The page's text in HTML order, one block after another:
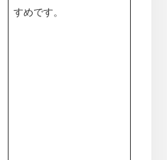
すめです。